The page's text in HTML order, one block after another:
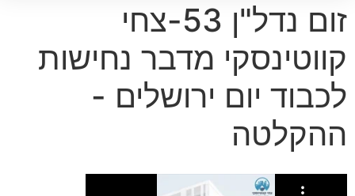
זום נדל"ן 53-צחי
קווטינסקי מדבר נחישות
לכבוד יום ירושלים -
ההקלטה